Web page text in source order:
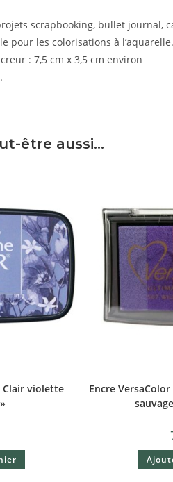
scrapbooking, bullet journal,
pour les colorisations à l’aquarelle.
: 7,5 cm x 3,5 cm environ
être aussi…
Clair violette
Encre